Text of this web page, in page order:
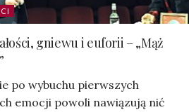
gniewu i euforii – „Mąż
po wybuchu pierwszych
emocji powoli nawiązują nić